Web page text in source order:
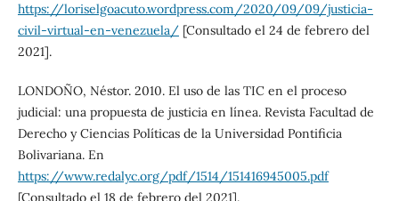
https://loriselgoacuto.wordpress.com/2020/09/09/justicia-
civil-virtual-en-venezuela/[Consultado el 24 de febrero del
2021].
LONDOÑO, Néstor. 2010. El uso de las TIC en el proceso
judicial: una propuesta de justicia en línea. Revista Facultad de
Derecho y Ciencias Políticas de la Universidad Pontificia
Bolivariana. En
https://www.redalyc.org/pdf/1514/151416945005.pdf
[Consultado el 18 de febrero del 2021].